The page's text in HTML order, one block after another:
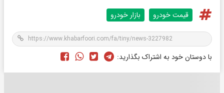
قیمت خودرو بازار خودرو
با دوستان خود به اشتراک بگذارید: